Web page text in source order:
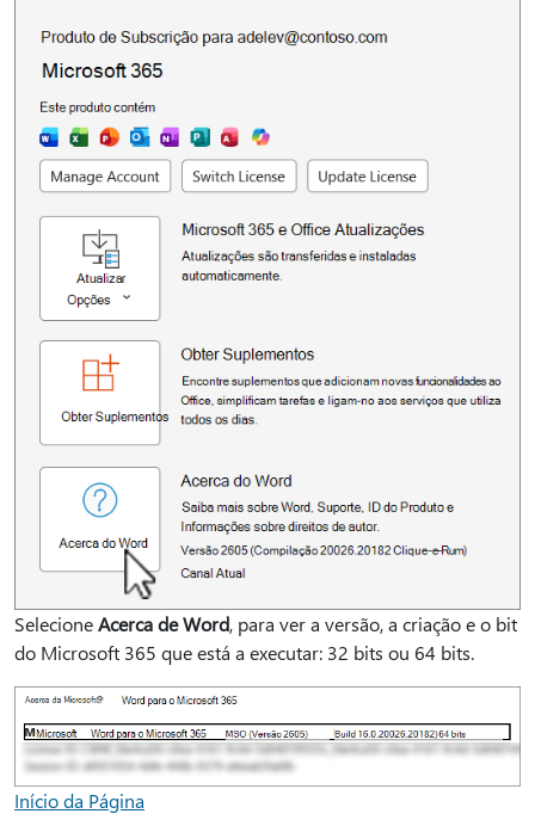
SelecioneAcerca de Word, para ver a versão, a criação e o bit
do Microsoft 365 que está a executar: 32 bits ou 64 bits.
Início da Página